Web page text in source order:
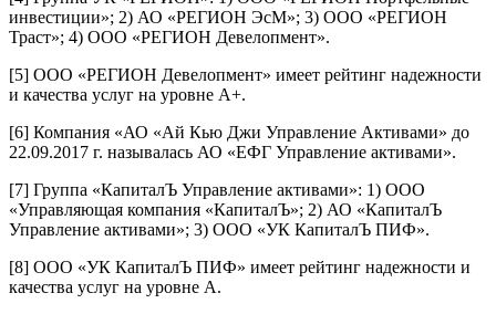
инвестиции»; 2) АО «РЕГИОН ЭсМ»; 3) ООО «РЕГИОН
Траст»; 4) ООО «РЕГИОН Девелопмент».
[5] ООО «РЕГИОН Девелопмент» имеет рейтинг надежности
и качества услуг на уровне А+.
[6] Компания «АО «Ай Кью Джи Управление Активами» до
22.09.2017 г. называлась АО «ЕФГ Управление активами».
[7] Группа «КапиталЪ Управление активами»: 1) ООО
«Управляющая компания «КапиталЪ»; 2) АО «КапиталЪ
Управление активами»; 3) ООО «УК КапиталЪ ПИФ».
[8] ООО «УК КапиталЪ ПИФ» имеет рейтинг надежности и
качества услуг на уровне А.